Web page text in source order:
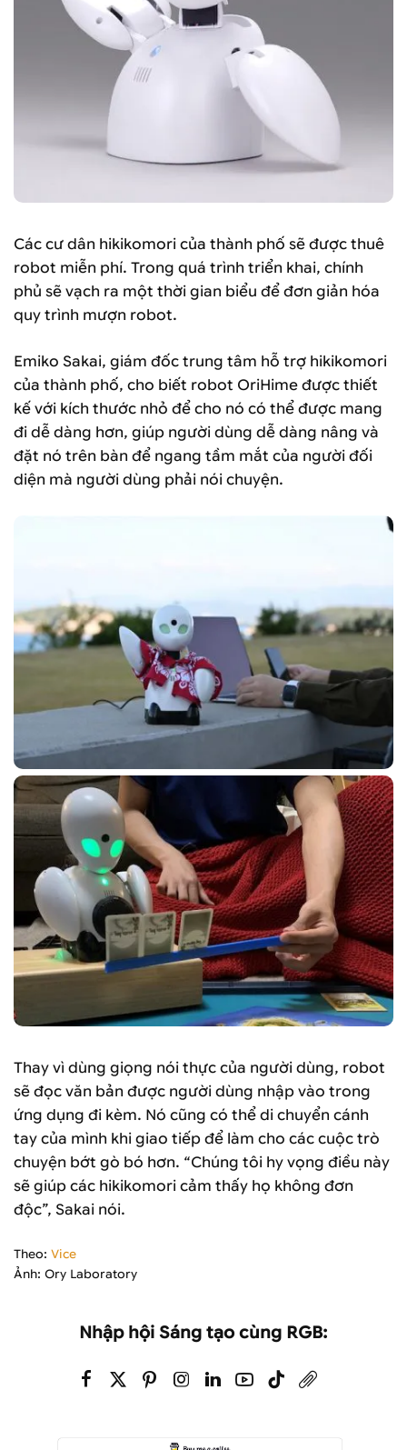
Các cư dân hikikomori của thành phố sẽ được thuê
robot miễn phí. Trong quá trình triển khai, chính
phủ sẽ vạch ra một thời gian biểu để đơn giản hóa
quy trình mượn robot.
Emiko Sakai, giám đốc trung tâm hỗ trợ hikikomori
của thành phố, cho biết robot OriHime được thiết
kế với kích thước nhỏ để cho nó có thể được mang
đi dễ dàng hơn, giúp người dùng dễ dàng nâng và
đặt nó trên bàn để ngang tầm mắt của người đối
diện mà người dùng phải nói chuyện.
Thay vì dùng giọng nói thực của người dùng, robot
sẽ đọc văn bản được người dùng nhập vào trong
ứng dụng đi kèm. Nó cũng có thể di chuyển cánh
tay của mình khi giao tiếp để làm cho các cuộc trò
chuyện bớt gò bó hơn. “Chúng tôi hy vọng điều này
sẽ giúp các hikikomori cảm thấy họ không đơn
độc”, Sakai nói.
Theo: Vice
Ảnh: Ory Laboratory
Nhập hội Sáng tạo cùng RGB: